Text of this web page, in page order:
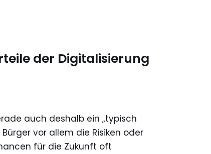
der Digitalisierung
auch deshalb ein „typisch
vor allem die Risiken oder
für die Zukunft oft